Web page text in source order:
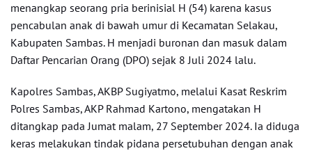
menangkap seorang pria berinisial H (54) karena kasus
pencabulan anak di bawah umur di Kecamatan Selakau,
Kabupaten Sambas. H menjadi buronan dan masuk dalam
Daftar Pencarian Orang (DPO) sejak 8 Juli 2024 lalu.
Kapolres Sambas, AKBP Sugiyatmo, melalui Kasat Reskrim
Polres Sambas, AKP Rahmad Kartono, mengatakan H
ditangkap pada Jumat malam, 27 September 2024. Ia diduga
keras melakukan tindak pidana persetubuhan dengan anak